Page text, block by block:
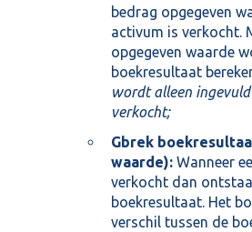
bedrag opgegeven
activum is verkocht.
opgegeven waarde
boekresultaat
wordt alleen
verkocht;
Gbrek
waarde): Wanneer
verkocht dan
boekresultaat. Het
verschil tussen de